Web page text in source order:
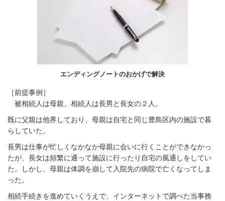
エンディングノートのおかげで解決
［前提事例］
被相続人は母親、相続人は長男と長女の２人。
既に父親は他界しており、母親は自宅と同じ豊島区内の施設で暮
らしていた。
長男は仕事が忙しくなかなか母親に会いに行くことができなかっ
たが、長女は頻繁に通って施設に行ったり自宅の風通しをしてい
た。しかし、母親は体調を崩して入院先の病院で亡くなってしま
った。
相続手続きを進めていくうえで、インターネットで調べた当事務